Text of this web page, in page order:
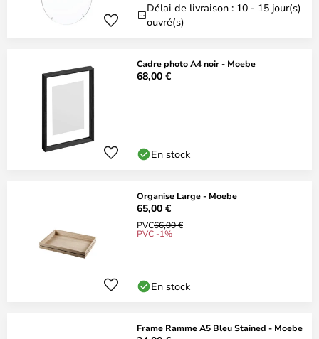
Délai de livraison : 10 - 15 jour(s)
ouvré(s)
Cadre photo A4 noir - Moebe
68,00 €
En stock
Organise Large - Moebe
65,00 €
PVC66,00 €
PVC -1%
En stock
Frame Ramme A5 Bleu Stained - Moebe